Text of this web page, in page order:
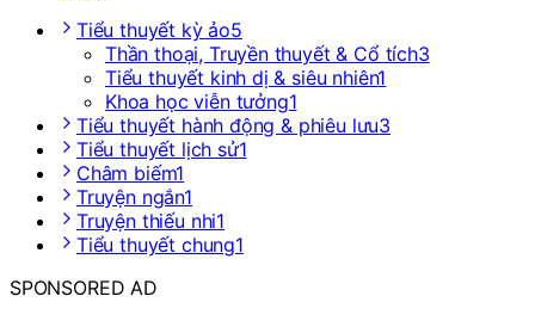
Tiểu thuyết kỳ ảo5
Thần thoại, Truyền thuyết & Cổ tích3
Tiểu thuyết kinh dị & siêu nhiên1
Khoa học viễn tưởng1
Tiểu thuyết hành động & phiêu lưu3
Tiểu thuyết lịch sử1
Châm biếm1
Truyện ngắn1
Truyện thiếu nhi1
Tiểu thuyết chung1
SPONSORED AD